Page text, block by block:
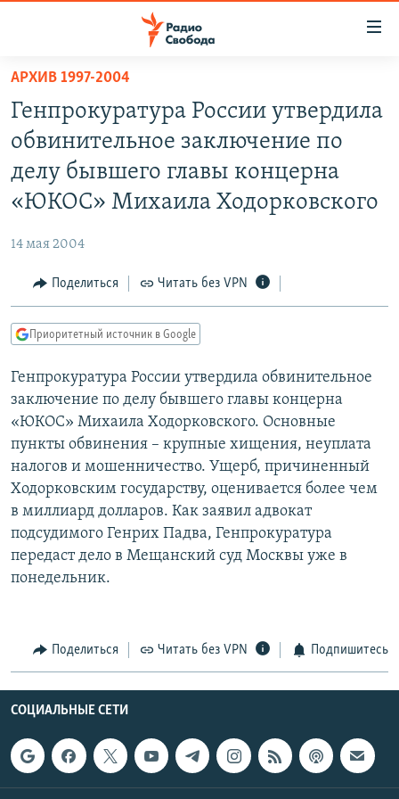
упрощенного
доступа
Вернуться
основному
содержанию
навигации
Вернутся
ПОДКАСТЫ
АВТОРСКИЕ ПРОЕКТЫ
ЦИТАТЫ СВОБОДЫ
IDEL.РЕАЛИИ
КАВКАЗ.РЕАЛИИ
СИБИРЬ.РЕАЛИИ
РАСПИСАНИЕ ВЕЩАНИЯ
ПОДПИШИТЕСЬ НА РАССЫЛКУ
СОЦИАЛЬНЫЕ СЕТИ
АРХИВ 1997-2004
Генпрокуратура России утвердила
обвинительное заключение по
делу бывшего главы концерна
«ЮКОС» Михаила Ходорковского
14 мая 2004
Поделиться Читать без VPN
Приоритетный источник в Google
Генпрокуратура России утвердила обвинительное
заключение по делу бывшего главы концерна
«ЮКОС» Михаила Ходорковского. Основные
пункты обвинения – крупные хищения, неуплата
налогов и мошенничество. Ущерб, причиненный
Ходорковским государству, оценивается более чем
в миллиард долларов. Как заявил адвокат
подсудимого Генрих Падва, Генпрокуратура
передаст дело в Мещанский суд Москвы уже в
понедельник.
Поделиться Читать без VPN Подпишитесь
СОЦИАЛЬНЫЕ СЕТИ